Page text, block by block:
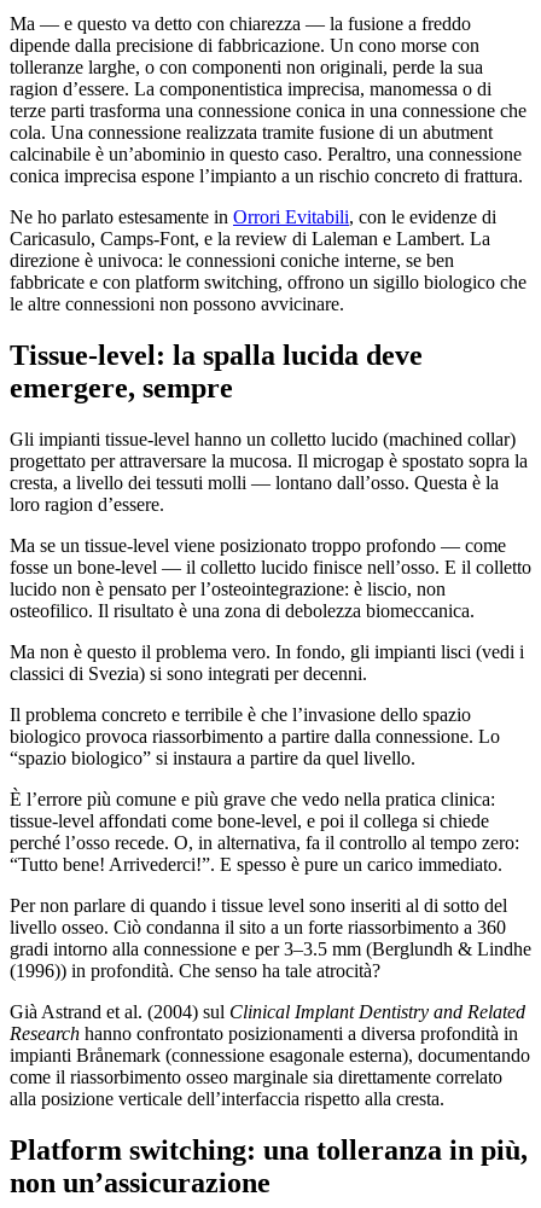
Ma — e questo va detto con chiarezza — la fusione a freddo
dipende dalla precisione di fabbricazione. Un cono morse con
tolleranze larghe, o con componenti non originali, perde la sua
ragion d’essere. La componentistica imprecisa, manomessa o di
terze parti trasforma una connessione conica in una connessione che
cola. Una connessione realizzata tramite fusione di un abutment
calcinabile è un’abominio in questo caso. Peraltro, una connessione
conica imprecisa espone l’impianto a un rischio concreto di frattura.
Ne ho parlato estesamente in Orrori Evitabili, con le evidenze di
Caricasulo, Camps-Font, e la review di Laleman e Lambert. La
direzione è univoca: le connessioni coniche interne, se ben
fabbricate e con platform switching, offrono un sigillo biologico che
le altre connessioni non possono avvicinare.
Tissue-level: la spalla lucida deve
emergere, sempre
Gli impianti tissue-level hanno un colletto lucido (machined collar)
progettato per attraversare la mucosa. Il microgap è spostato sopra la
cresta, a livello dei tessuti molli — lontano dall’osso. Questa è la
loro ragion d’essere.
Ma se un tissue-level viene posizionato troppo profondo — come
fosse un bone-level — il colletto lucido finisce nell’osso. E il colletto
lucido non è pensato per l’osteointegrazione: è liscio, non
osteofilico. Il risultato è una zona di debolezza biomeccanica.
Ma non è questo il problema vero. In fondo, gli impianti lisci (vedi i
classici di Svezia) si sono integrati per decenni.
Il problema concreto e terribile è che l’invasione dello spazio
biologico provoca riassorbimento a partire dalla connessione. Lo
“spazio biologico” si instaura a partire da quel livello.
È l’errore più comune e più grave che vedo nella pratica clinica:
tissue-level affondati come bone-level, e poi il collega si chiede
perché l’osso recede. O, in alternativa, fa il controllo al tempo zero:
“Tutto bene! Arrivederci!”. E spesso è pure un carico immediato.
Per non parlare di quando i tissue level sono inseriti al di sotto del
livello osseo. Ciò condanna il sito a un forte riassorbimento a 360
gradi intorno alla connessione e per 3–3.5 mm (Berglundh & Lindhe
(1996)) in profondità. Che senso ha tale atrocità?
Già Astrand et al. (2004) sul Clinical Implant Dentistry and Related
Research hanno confrontato posizionamenti a diversa profondità in
impianti Brånemark (connessione esagonale esterna), documentando
come il riassorbimento osseo marginale sia direttamente correlato
alla posizione verticale dell’interfaccia rispetto alla cresta.
Platform switching: una tolleranza in più,
non un’assicurazione